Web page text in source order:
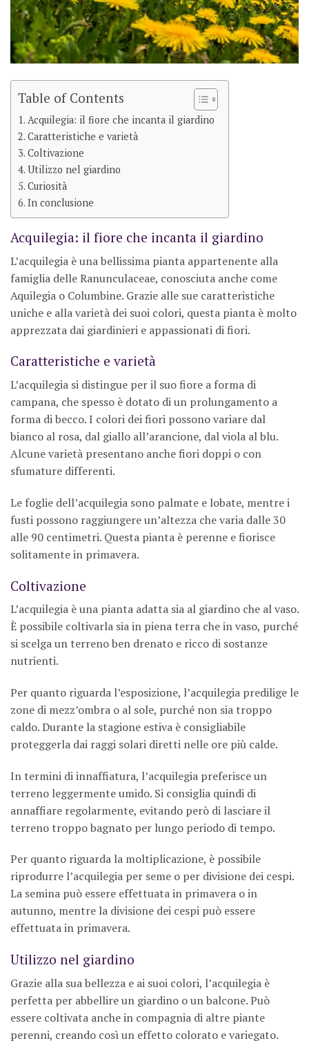
Table of Contents
Acquilegia: il fiore che incanta il giardino
Caratteristiche e varietà
Coltivazione
Utilizzo nel giardino
Curiosità
In conclusione
Acquilegia: il fiore che incanta il giardino
L’acquilegia è una bellissima pianta appartenente alla
famiglia delle Ranunculaceae, conosciuta anche come
Aquilegia o Columbine. Grazie alle sue caratteristiche
uniche e alla varietà dei suoi colori, questa pianta è molto
apprezzata dai giardinieri e appassionati di fiori.
Caratteristiche e varietà
L’acquilegia si distingue per il suo fiore a forma di
campana, che spesso è dotato di un prolungamento a
forma di becco. I colori dei fiori possono variare dal
bianco al rosa, dal giallo all’arancione, dal viola al blu.
Alcune varietà presentano anche fiori doppi o con
sfumature differenti.
Le foglie dell’acquilegia sono palmate e lobate, mentre i
fusti possono raggiungere un’altezza che varia dalle 30
alle 90 centimetri. Questa pianta è perenne e fiorisce
solitamente in primavera.
Coltivazione
L’acquilegia è una pianta adatta sia al giardino che al vaso.
È possibile coltivarla sia in piena terra che in vaso, purché
si scelga un terreno ben drenato e ricco di sostanze
nutrienti.
Per quanto riguarda l’esposizione, l’acquilegia predilige le
zone di mezz’ombra o al sole, purché non sia troppo
caldo. Durante la stagione estiva è consigliabile
proteggerla dai raggi solari diretti nelle ore più calde.
In termini di innaffiatura, l’acquilegia preferisce un
terreno leggermente umido. Si consiglia quindi di
annaffiare regolarmente, evitando però di lasciare il
terreno troppo bagnato per lungo periodo di tempo.
Per quanto riguarda la moltiplicazione, è possibile
riprodurre l’acquilegia per seme o per divisione dei cespi.
La semina può essere effettuata in primavera o in
autunno, mentre la divisione dei cespi può essere
effettuata in primavera.
Utilizzo nel giardino
Grazie alla sua bellezza e ai suoi colori, l’acquilegia è
perfetta per abbellire un giardino o un balcone. Può
essere coltivata anche in compagnia di altre piante
perenni, creando così un effetto colorato e variegato.